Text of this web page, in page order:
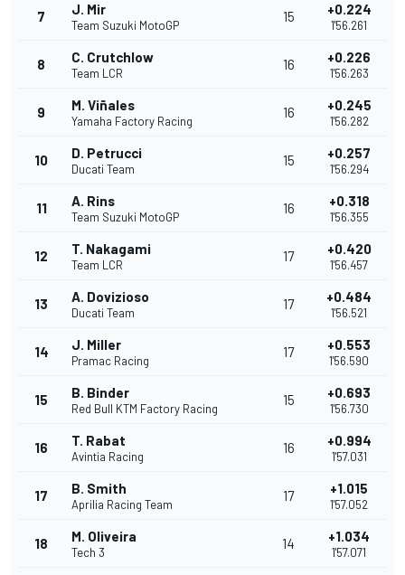
7 J. Mir
Team Suzuki MotoGP
15 +0.224
1'56.261
8 C. Crutchlow
Team LCR
16 +0.226
1'56.263
9 M. Viñales
Yamaha Factory Racing
16 +0.245
1'56.282
10 D. Petrucci
Ducati Team
15 +0.257
1'56.294
11 A. Rins
Team Suzuki MotoGP
16 +0.318
1'56.355
12 T. Nakagami
Team LCR
17 +0.420
1'56.457
13 A. Dovizioso
Ducati Team
17 +0.484
1'56.521
14 J. Miller
Pramac Racing
17 +0.553
1'56.590
15 B. Binder
Red Bull KTM Factory Racing
15 +0.693
1'56.730
16 T. Rabat
Avintia Racing
16 +0.994
1'57.031
17 B. Smith
Aprilia Racing Team
17 +1.015
1'57.052
18 M. Oliveira
Tech 3
14 +1.034
1'57.071